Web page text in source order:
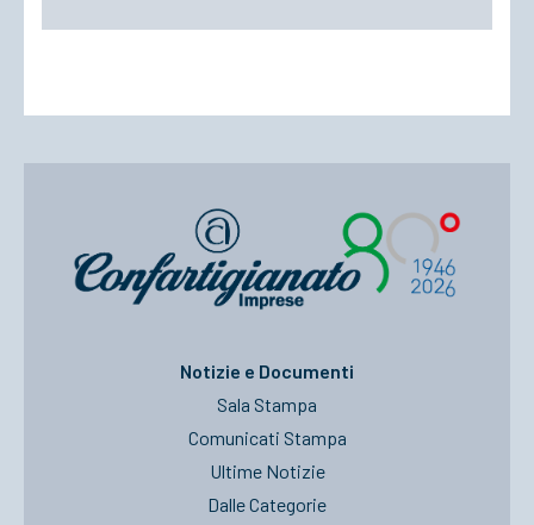
Notizie e Documenti
Sala Stampa
Comunicati Stampa
Ultime Notizie
Dalle Categorie